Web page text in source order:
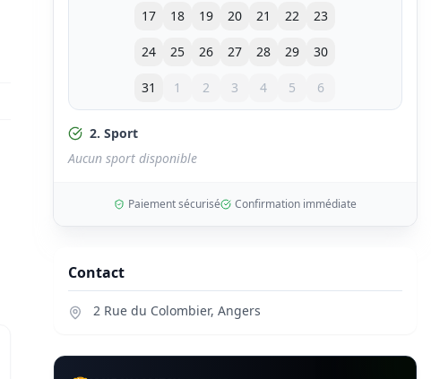
17 18 19 20 21 22 23
24 25 26 27 28 29 30
31 1 2 3 4 5 6
2. Sport
Aucun sport disponible
Paiement sécurisé Confirmation immédiate
Contact
2 Rue du Colombier, Angers